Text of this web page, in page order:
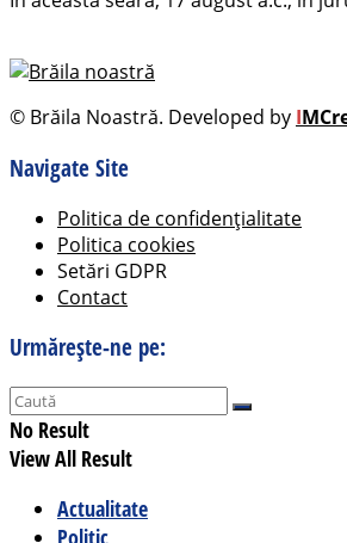
© Brăila Noastră. Developed by I
Navigate Site
Politica de confidențialitate
Politica cookies
Setări GDPR
Contact
Urmărește-ne pe:
No Result
View All Result
Actualitate
Politic